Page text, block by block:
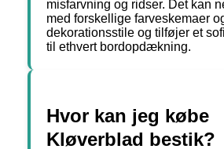
misfarvning og ridser. Det kan
med forskellige farveskemaer
dekorationsstile og tilføjer et
til ethvert bordopdækning.
Hvor kan jeg købe
Kløverblad bestik?